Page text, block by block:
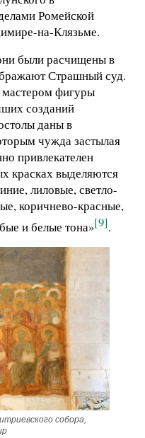
Ромейской
на-Клязьме.
были расчищены в
Страшный суд.
фигуры
созданий
даны в
чужда застылая
привлекателен
красках выделяются
лиловые, светло-
коричнево-красные,
и белые тона»[9].
собора,